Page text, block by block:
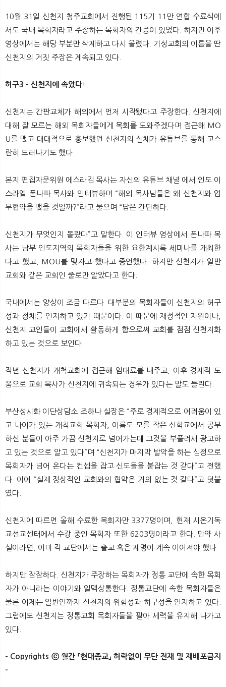
10월 31일 신천지 청주교회에서 진행된 115기 11만 연합 수료식에
서도 국내 목회자라고 주장하는 목회자의 간증이 있었다. 하지만 이후
영상에서는 해당 부분만 삭제하고 다시 올렸다. 기성교회의 이름을 딴
신천지의 거짓 주장은 계속되고 있다.
허구3 - 신천지에 속았다!
신천지는 간판교체가 해외에서 먼저 시작됐다고 주장한다. 신천지에
대해 잘 모르는 해외 목회자들에게 목회를 도와주겠다며 접근해 MO
U를 맺고 대대적으로 홍보했던 신천지의 실체가 유튜브를 통해 고스
란히 드러나기도 했다.
본지 편집자문위원 에스라김 목사는 자신의 유튜브 채널 에서 인도 이
스라엘 폰나파 목사와 인터뷰하며 “해외 목사님들은 왜 신천지와 업
무협약을 맺을 것일까?”라고 물으며 “답은 간단하다.
신천지가 무엇인지 몰랐다”고 말한다. 이 인터뷰 영상에서 폰나파 목
사는 남부 인도지역의 목회자들을 위한 요한계시록 세미나를 개최한
다고 했고, MOU를 맺자고 했다고 증언했다. 하지만 신천지가 일반
교회와 같은 교회인 줄로만 알았다고 한다.
국내에서는 양상이 조금 다르다. 대부분의 목회자들이 신천지의 허구
성과 정체를 인지하고 있기 때문이다. 이 때문에 재정적인 지원이나,
신천지 교인들이 교회에서 활동하게 함으로써 교회를 점점 신천지화
하고 있는 것으로 보인다.
작년 신천지가 개척교회에 접근해 임대료를 내주고, 이후 경제적 도
움으로 교회 목사가 신천지에 귀속되는 경우가 있다는 말도 들린다.
부산성시화 이단상담소 조하나 실장은 “주로 경제적으로 어려움이 있
고 나이가 있는 개척교회 목회자, 이름도 모를 작은 신학교에서 공부
하신 분들이 아주 가끔 신천지로 넘어가는데 그것을 부풀려서 광고하
고 있는 것으로 알고 있다”며 “신천지가 마지막 발악을 하는 심정으로
목회자가 넘어 온다는 컨셉을 잡고 신도들을 붙잡는 것 같다”고 전했
다. 이어 “실제 정상적인 교회와의 협약은 거의 없는 것 같다”고 덧붙
였다.
신천지에 따르면 올해 수료한 목회자만 3377명이며, 현재 시온기독
교선교센터에서 수강 중인 목회자 또한 6203명이라고 한다. 만약 사
실이라면, 이미 각 교단에서는 출교 혹은 제명이 계속 이어져야 했다.
하지만 잠잠하다. 신천지가 주장하는 목회자가 정통 교단에 속한 목회
자가 아니라는 이야기와 일맥상통한다. 정통교단에 속한 목회자들은
물론 이제는 일반인까지 신천지의 위험성과 허구성을 인지하고 있다.
그럼에도 신천지는 정통교회 목회자들을 팔아 세력을 유지해 나가고
있다.
- Copyrights ⓒ 월간 「현대종교」 허락없이 무단 전재 및 재배포금지
-